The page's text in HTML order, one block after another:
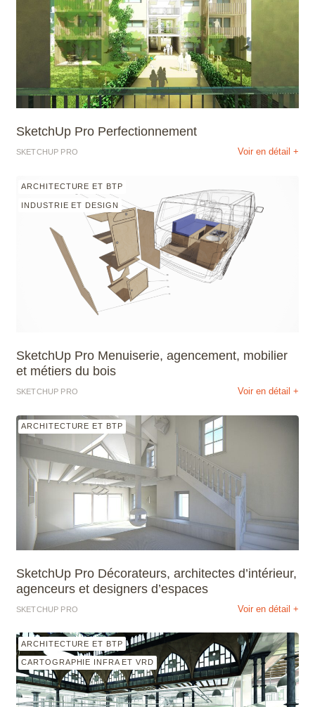
SketchUp Pro Perfectionnement
SKETCHUP PRO Voir en détail +
ARCHITECTURE ET BTP
INDUSTRIE ET DESIGN
SketchUp Pro Menuiserie, agencement, mobilier
et métiers du bois
SKETCHUP PRO Voir en détail +
ARCHITECTURE ET BTP
SketchUp Pro Décorateurs, architectes d’intérieur,
agenceurs et designers d’espaces
SKETCHUP PRO Voir en détail +
ARCHITECTURE ET BTP
CARTOGRAPHIE INFRA ET VRD